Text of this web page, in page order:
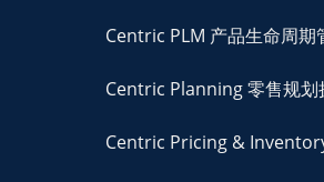
Centric PLM 产品生命周期
Centric Planning 零售规划
Centric Pricing &